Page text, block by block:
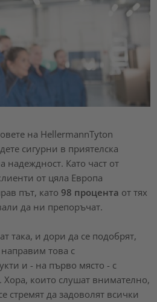
на HellermannTyton
сигурни в приятелска
надеждност. Като част от
от цяла Европа
път, като98 процента от тях
да ни препоръчат.
така, и дори да се подобрят,
това с
и - на първо място - с
които слушат внимателно,
стремят да задоволят всички